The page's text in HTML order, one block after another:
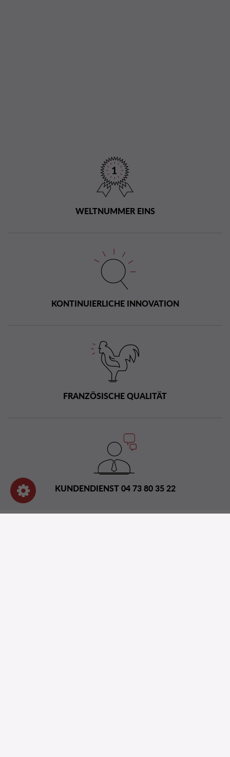
WELTNUMMER EINS
KONTINUIERLICHE INNOVATION
FRANZÖSISCHE QUALITÄT
KUNDENDIENST 04 73 80 35 22